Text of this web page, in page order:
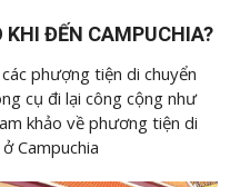
KHI ĐẾN CAMPUCHIA?
phượng tiện di chuyển
cụ đi lại công cộng như
khảo về phương tiện di
Campuchia